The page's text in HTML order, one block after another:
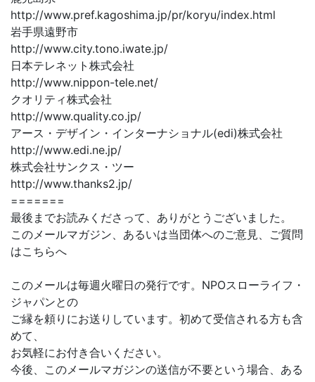
http://www.pref.kagoshima.jp/pr/koryu/index.html
岩手県遠野市
http://www.city.tono.iwate.jp/
日本テレネット株式会社
http://www.nippon-tele.net/
クオリティ株式会社
http://www.quality.co.jp/
アース・デザイン・インターナショナル(edi)株式会社
http://www.edi.ne.jp/
株式会社サンクス・ツー
http://www.thanks2.jp/
=======
最後までお読みくださって、ありがとうございました。
このメールマガジン、あるいは当団体へのご意見、ご質問
はこちらへ
このメールは毎週火曜日の発行です。NPOスローライフ・
ジャパンとの
ご縁を頼りにお送りしています。初めて受信される方も含
めて、
お気軽にお付き合いください。
今後、このメールマガジンの送信が不要という場合、ある